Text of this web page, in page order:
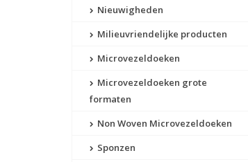
Nieuwigheden
Milieuvriendelijke producten
Microvezeldoeken
Microvezeldoeken grote
formaten
Non Woven Microvezeldoeken
Sponzen